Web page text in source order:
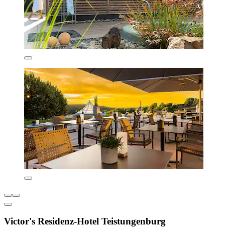
Victor's Residenz-Hotel Teistungenburg